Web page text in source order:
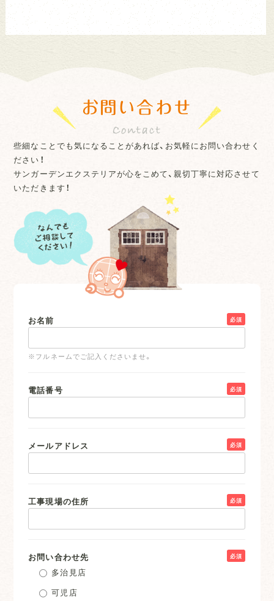
お問い合わせ
些細なことでも気になることがあれば、お気軽にお問い合わせく
ださい！
サンガーデンエクステリアが心をこめて、親切丁寧に対応させて
いただきます！
お名前 必須
※フルネームでご記入くださいませ。
電話番号 必須
メールアドレス 必須
工事現場の住所 必須
お問い合わせ先 必須
多治見店
可児店